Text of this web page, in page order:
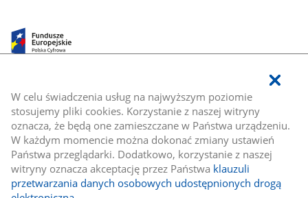
W celu świadczenia usług na najwyższym poziomie
stosujemy pliki cookies. Korzystanie z naszej witryny
oznacza, że będą one zamieszczane w Państwa urządzeniu.
W każdym momencie można dokonać zmiany ustawień
Państwa przeglądarki. Dodatkowo, korzystanie z naszej
witryny oznacza akceptację przez Państwa klauzuli
przetwarzania danych osobowych udostępnionych drogą